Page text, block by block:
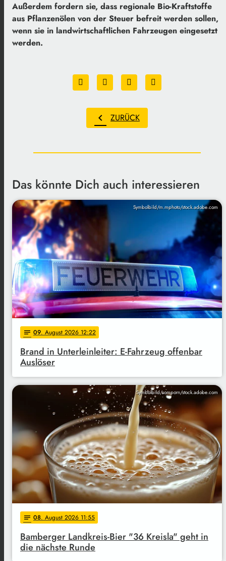
Außerdem fordern sie, dass regionale Bio-Kraftstoffe
aus Pflanzenölen von der Steuer befreit werden sollen,
wenn sie in landwirtschaftlichen Fahrzeugen eingesetzt
werden.
chevron_left ZURÜCK
Das könnte Dich auch interessieren
Symbolbild/m.mphoto/stock.adobe.com
notes 09. August 2026 12:22
Brand in Unterleinleiter: E-Fahrzeug offenbar
Auslöser
Symbolbild/somporn/stock.adobe.com
notes 08. August 2026 11:55
Bamberger Landkreis-Bier "36 Kreisla" geht in
die nächste Runde